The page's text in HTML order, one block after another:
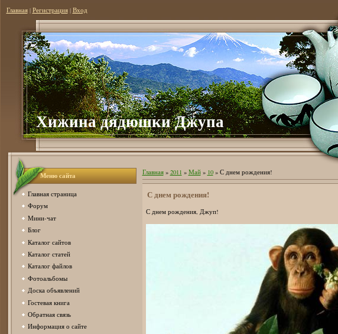
Главная| Регистрация| Вход
Хижина дядюшки Джупа
Меню сайта
Главная страница
Форум
Мини-чат
Блог
Каталог сайтов
Каталог статей
Каталог файлов
Фотоальбомы
Доска объявлений
Гостевая книга
Обратная связь
Информация о сайте
Главная» 2011 » Май » 10» С днем рождения!
С днем рождения!
С днем рождения, Джуп!